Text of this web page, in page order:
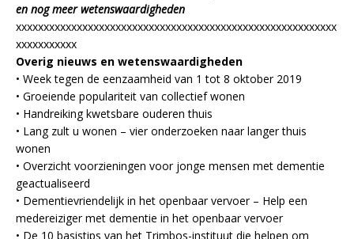
en nog meer wetenswaardigheden
xxxxxxxxxxxxxxxxxxxxxxxxxxxxxxxxxxxxxxxxxxxxxxxxxxxxxxxxxx
xxxxxxxxxxx
Overig nieuws en wetenswaardigheden
• Week tegen de eenzaamheid van 1 tot 8 oktober 2019
• Groeiende populariteit van collectief wonen
• Handreiking kwetsbare ouderen thuis
• Lang zult u wonen – vier onderzoeken naar langer thuis
wonen
• Overzicht voorzieningen voor jonge mensen met dementie
geactualiseerd
• Dementievriendelijk in het openbaar vervoer – Help een
medereiziger met dementie in het openbaar vervoer
• De 10 basistips van het Trimbos-instituut die helpen om